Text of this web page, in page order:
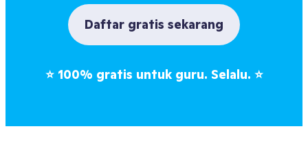
Daftar gratis sekarang
⭐ 100% gratis untuk guru. Selalu. ⭐